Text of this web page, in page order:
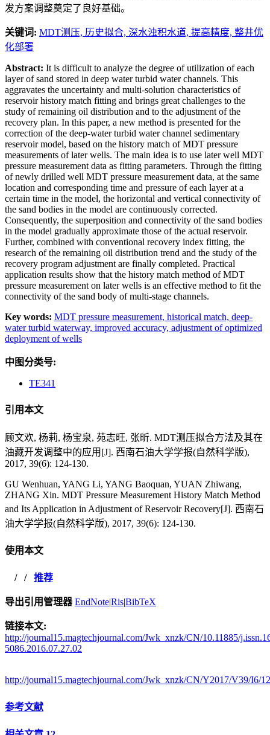
发方案调整奠定了良好基础。
关键词: MDT测压, 历史拟合, 深水浊积水道, 提高精度, 整井优
化部署
Abstract: It is difficult to analyze the degree of utilization of each
layer of sand stored in deep water turbid water channels. This
aggravates the uncertainty and multi-solution characteristics of
reservoir history match fitting and brings great challenges to the
study of remaining oil distribution and to the adjustment of the
recovery plan. In this paper, a new method is presented for the
correction of the deep-water turbid water channel sedimentary
reservoir model, based on the history match of MDT pressure
measurements of later wells. The main idea is to use later well MDT
pressure measurement data as fitting parameters. Through the fitting
of newly drilled well MDT pressure measurement data, at the same
location and corresponding time and pressure of each layer at a
certain time in the model, the horizontal and vertical connectivity of
the sand bodies in the model are continuously corrected.
Consequently, the superposition and connectivity of the sand bodies
in the model gradually approximate those of the actual reservoir.
Further, combined with conventional recovery index fitting, the
research of the remaining oil distribution trend and the study of the
recovery program adjustment are finally completed. Practical
application results show that the history match method of MDT
pressure measurement on later wells is an effective method to fit the
connectivity of the sand body of multi-stage channels.
Key words: MDT pressure measurement, historical match, deep-
water turbid waterway, improved accuracy, adjustment of optimized
deployment of wells
中图分类号:
TE341
引用本文
顾文欢, 杨莉, 杨宝泉, 苑志旺, 张昕. MDT测压拟合方法及其在
油藏开发调整中的应用[J]. 西南石油大学学报(自然科学版),
2017, 39(6): 124-130.
GU Wenhuan, YANG Li, YANG Baoquan, YUAN Zhiwang,
ZHANG Xin. MDT Pressure Measurement History Match Method
and Its Application in Adjustment of Reservoir Recovery[J]. 西南石
油大学学报(自然科学版), 2017, 39(6): 124-130.
使用本文
/ / 推荐
导出引用管理器 EndNote|Ris|BibTeX
链接本文:
http://journal15.magtechjournal.com/Jwk_xnzk/CN/10.11885/
5086.2016.07.27.02
http://journal15.magtechjournal.com/Jwk_xnzk/CN/Y2017/V39/I6/
参考文献